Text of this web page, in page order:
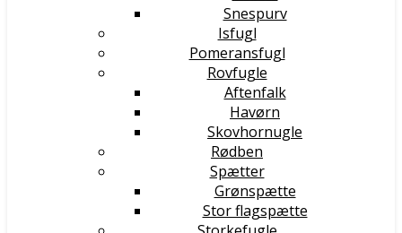
Snespurv
Isfugl
Pomeransfugl
Rovfugle
Aftenfalk
Havørn
Skovhornugle
Rødben
Spætter
Grønspætte
Stor flagspætte